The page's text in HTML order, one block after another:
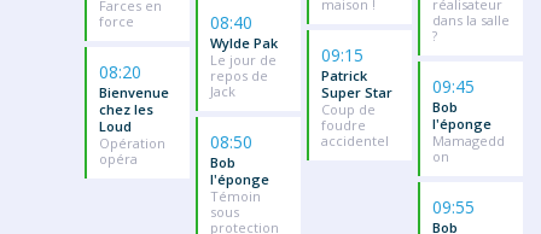
Farces en
force
08:20
Bienvenue
chez les
Loud
Opération
opéra
08:40
Wylde Pak
Le jour de
repos de
Jack
08:50
Bob
l'éponge
Témoin
sous
protection
maison !
09:15
Patrick
Super Star
Coup de
foudre
accidentel
réalisateur
dans la salle
?
09:45
Bob
l'éponge
Mamagedd
on
09:55
Bob